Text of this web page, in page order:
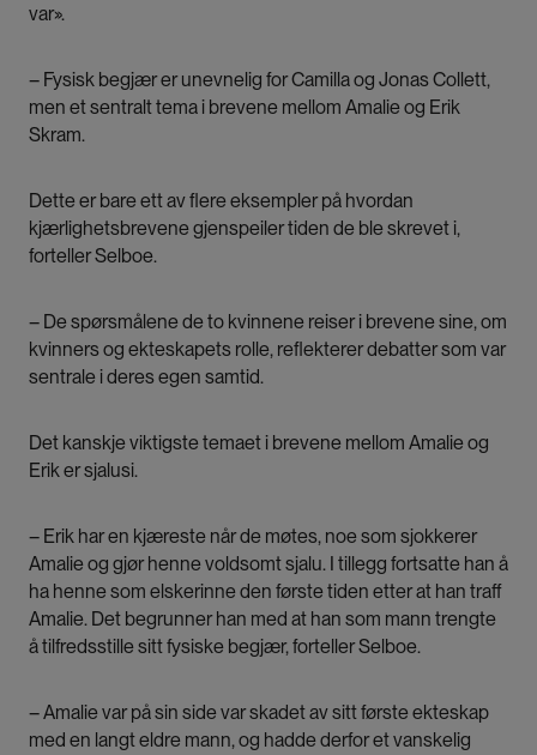
var».
– Fysisk begjær er unevnelig for Camilla og Jonas Collett,
men et sentralt tema i brevene mellom Amalie og Erik
Skram.
Dette er bare ett av flere eksempler på hvordan
kjærlighetsbrevene gjenspeiler tiden de ble skrevet i,
forteller Selboe.
– De spørsmålene de to kvinnene reiser i brevene sine, om
kvinners og ekteskapets rolle, reflekterer debatter som var
sentrale i deres egen samtid.
Det kanskje viktigste temaet i brevene mellom Amalie og
Erik er sjalusi.
– Erik har en kjæreste når de møtes, noe som sjokkerer
Amalie og gjør henne voldsomt sjalu. I tillegg fortsatte han å
ha henne som elskerinne den første tiden etter at han traff
Amalie. Det begrunner han med at han som mann trengte
å tilfredsstille sitt fysiske begjær, forteller Selboe.
– Amalie var på sin side var skadet av sitt første ekteskap
med en langt eldre mann, og hadde derfor et vanskelig